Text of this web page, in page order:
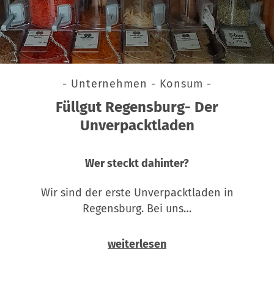
- Unternehmen - Konsum -
Füllgut Regensburg- Der
Unverpacktladen
Wer steckt dahinter?
Wir sind der erste Unverpacktladen in
Regensburg. Bei uns…
weiterlesen